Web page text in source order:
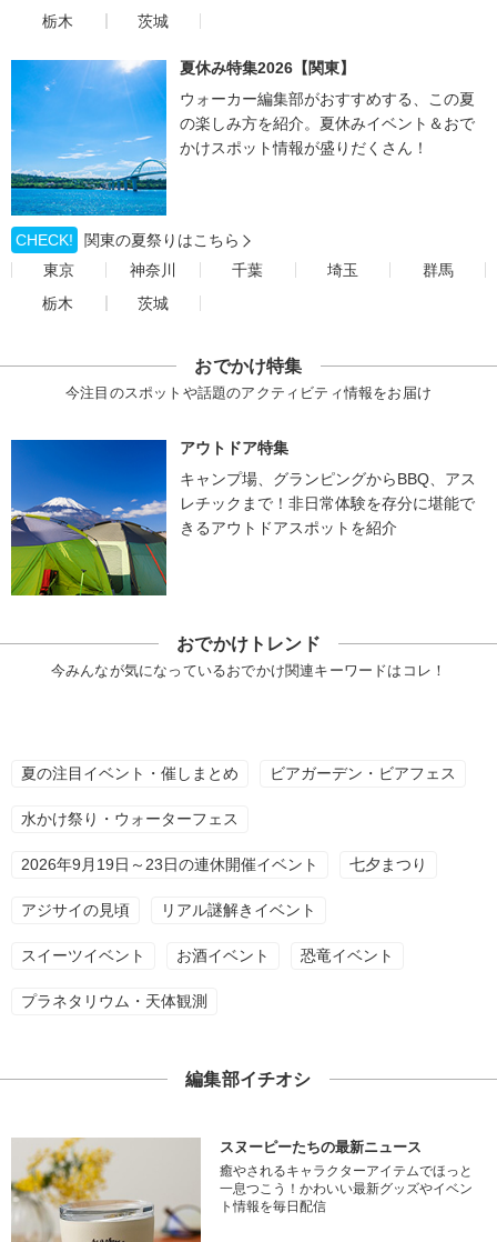
栃木
茨城
夏休み特集2026【関東】
ウォーカー編集部がおすすめする、この夏
の楽しみ方を紹介。夏休みイベント＆おで
かけスポット情報が盛りだくさん！
CHECK!
関東の夏祭りはこちら
東京
神奈川 千葉 埼玉
群馬
栃木
茨城
おでかけ特集
今注目のスポットや話題のアクティビティ情報をお届け
アウトドア特集
キャンプ場、グランピングからBBQ、アス
レチックまで！非日常体験を存分に堪能で
きるアウトドアスポットを紹介
おでかけトレンド
今みんなが気になっているおでかけ関連キーワードはコレ！
夏の注目イベント・催しまとめ ビアガーデン・ビアフェス
水かけ祭り・ウォーターフェス
2026年9月19日～23日の連休開催イベント 七夕まつり
アジサイの見頃 リアル謎解きイベント
スイーツイベント お酒イベント 恐竜イベント
プラネタリウム・天体観測
編集部イチオシ
スヌーピーたちの最新ニュース
癒やされるキャラクターアイテムでほっと
一息つこう！かわいい最新グッズやイベン
ト情報を毎日配信